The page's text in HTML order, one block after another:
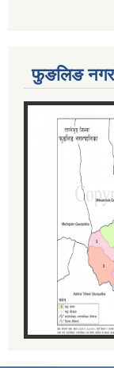
फुङलिङ